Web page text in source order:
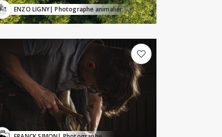
ENZO LIGNY| Photographe animalier